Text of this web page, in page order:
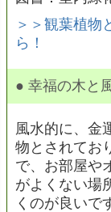
＞＞観葉植物
ら！
● 幸福の木と
風水的に、金
物とされてお
で、お部屋や
がよくない場
くのが良いで